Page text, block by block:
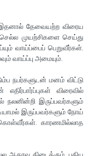
தேவையற்ற விரைய
முயற்சிகளை செய்து
வாய்ப்பைப் பெறுவீர்கள்.
வாய்ப்பு அமையும்.
நபர்களுடன் மனம் விட்டு
விரைவில்
நலனின்றி இருப்பவர்களும்
இருப்பவர்களும் நோய்
காரணமில்லாத